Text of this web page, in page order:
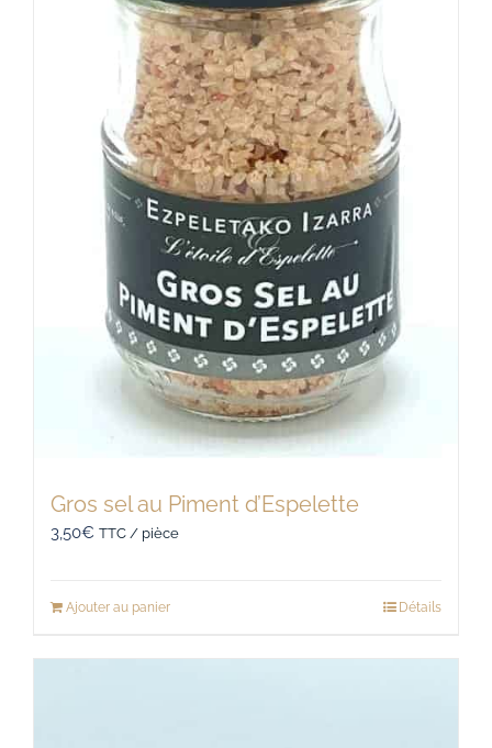
Gros sel au Piment d’Espelette
3,50€ TTC / pièce
Ajouter au panier Détails